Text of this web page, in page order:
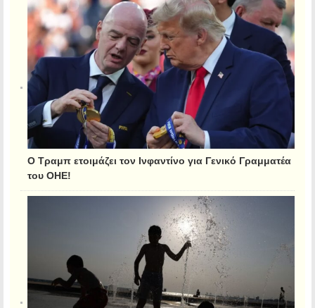
Ο Τραμπ ετοιμάζει τον Ινφαντίνο για Γενικό Γραμματέα
του ΟΗΕ!